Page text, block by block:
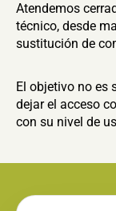
Atendemos
técnico, desde
sustitución de
El objetivo no es
dejar el acceso
con su nivel de